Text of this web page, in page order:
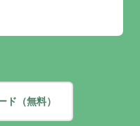
（無料）